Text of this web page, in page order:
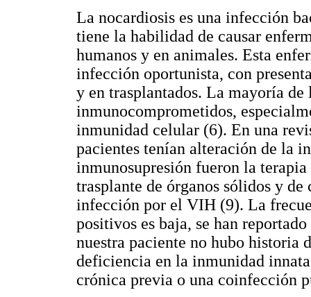
La nocardiosis es una infección
tiene la habilidad de causar
humanos y en animales. Esta
infección oportunista, con
y en trasplantados. La mayoría de
inmunocomprometidos,
inmunidad celular (6). En una
pacientes tenían alteración de la
inmunosupresión fueron la
trasplante de órganos sólidos y
infección por el VIH (9). La
positivos es baja, se han
nuestra paciente no hubo historia
deficiencia en la inmunidad
crónica previa o una coinfección